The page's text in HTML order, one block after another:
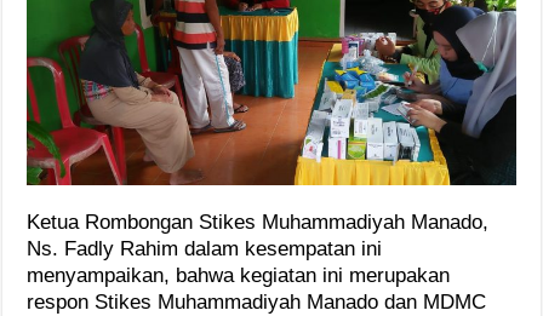
Ketua Rombongan Stikes Muhammadiyah Manado,
Ns. Fadly Rahim dalam kesempatan ini
menyampaikan, bahwa kegiatan ini merupakan
respon Stikes Muhammadiyah Manado dan MDMC